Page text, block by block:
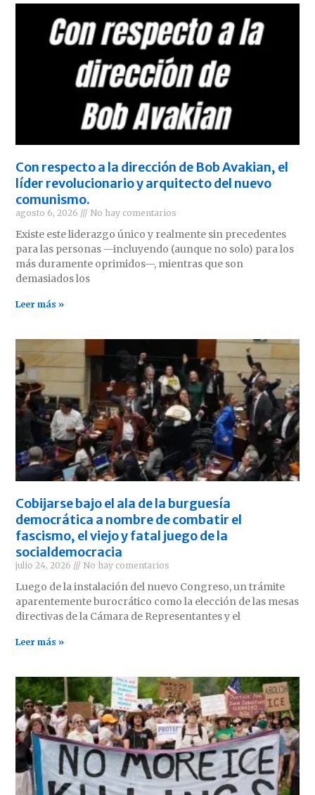
Con respecto a la dirección de Bob Avakian, el
líder revolucionario y arquitecto del nuevo
comunismo.
agosto 6, 2026 No hay comentarios
Existe este liderazgo único y realmente sin precedentes
para las personas —incluyendo (aunque no solo) para los
más duramente oprimidos—, mientras que son
demasiados los
Leer más »
Cobijarse bajo el ala de la burguesía
democrática a nombre de combatir el
fascismo, el viejo y fatal juego de la
socialdemocracia
julio 24, 2026 No hay comentarios
Luego de la instalación del nuevo Congreso, un trámite
aparentemente burocrático como la elección de las mesas
directivas de la Cámara de Representantes y el
Leer más »